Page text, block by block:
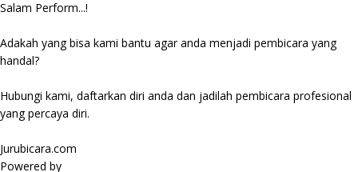
Salam Perform...!
Adakah yang bisa kami bantu agar anda menjadi pembicara yang
handal?
Hubungi kami, daftarkan diri anda dan jadilah pembicara profesional
yang percaya diri.
Jurubicara.com
Powered by